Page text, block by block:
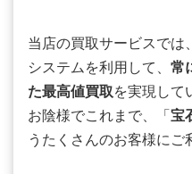
当店の買取サービスでは
システムを利用して、 常
た最高値買取を実現して
お陰様でこれまで、「 宝
うたくさんのお客様にご